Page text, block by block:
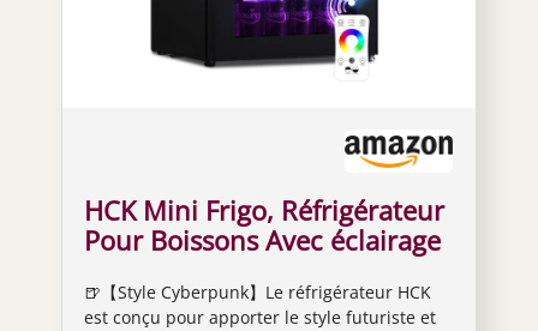
HCK Mini Frigo, Réfrigérateur
Pour Boissons Avec éclairage
Petit Frigo Silencieux de 0-
🍺【Style Cyberpunk】Le réfrigérateur HCK
est conçu pour apporter le style futuriste et